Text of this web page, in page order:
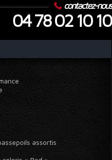
contactez-nous
04 78 02 10 10
assortis